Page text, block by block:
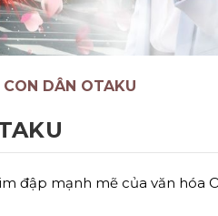
DÂN OTAKU
đập mạnh mẽ của văn hóa